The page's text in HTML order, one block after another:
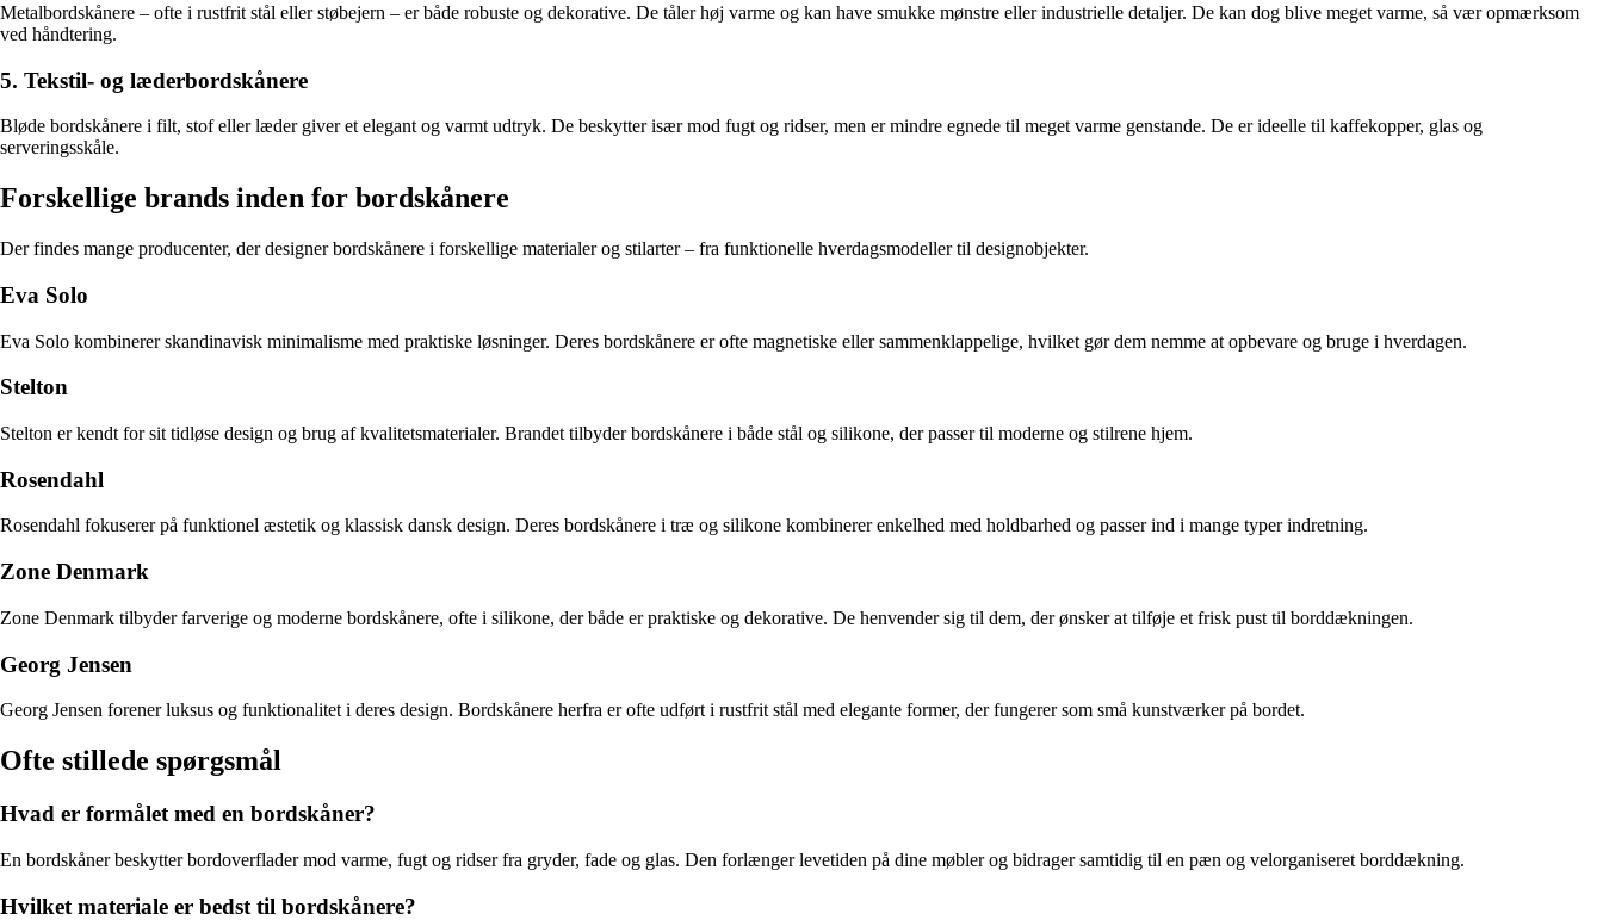
Metalbordskånere – ofte i rustfrit stål eller støbejern – er både robuste og dekorative. De tåler høj varme og kan have smukke mønstre eller industrielle detaljer. De kan dog blive meget varme, så vær opmærksom
ved håndtering.
5. Tekstil- og læderbordskånere
Bløde bordskånere i filt, stof eller læder giver et elegant og varmt udtryk. De beskytter især mod fugt og ridser, men er mindre egnede til meget varme genstande. De er ideelle til kaffekopper, glas og
serveringsskåle.
Forskellige brands inden for bordskånere
Der findes mange producenter, der designer bordskånere i forskellige materialer og stilarter – fra funktionelle hverdagsmodeller til designobjekter.
Eva Solo
Eva Solo kombinerer skandinavisk minimalisme med praktiske løsninger. Deres bordskånere er ofte magnetiske eller sammenklappelige, hvilket gør dem nemme at opbevare og bruge i hverdagen.
Stelton
Stelton er kendt for sit tidløse design og brug af kvalitetsmaterialer. Brandet tilbyder bordskånere i både stål og silikone, der passer til moderne og stilrene hjem.
Rosendahl
Rosendahl fokuserer på funktionel æstetik og klassisk dansk design. Deres bordskånere i træ og silikone kombinerer enkelhed med holdbarhed og passer ind i mange typer indretning.
Zone Denmark
Zone Denmark tilbyder farverige og moderne bordskånere, ofte i silikone, der både er praktiske og dekorative. De henvender sig til dem, der ønsker at tilføje et frisk pust til borddækningen.
Georg Jensen
Georg Jensen forener luksus og funktionalitet i deres design. Bordskånere herfra er ofte udført i rustfrit stål med elegante former, der fungerer som små kunstværker på bordet.
Ofte stillede spørgsmål
Hvad er formålet med en bordskåner?
En bordskåner beskytter bordoverflader mod varme, fugt og ridser fra gryder, fade og glas. Den forlænger levetiden på dine møbler og bidrager samtidig til en pæn og velorganiseret borddækning.
Hvilket materiale er bedst til bordskånere?